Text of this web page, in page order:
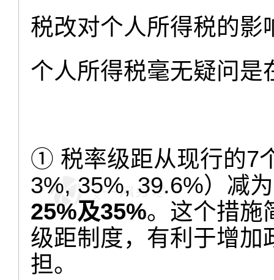
税改对个人所得税的影
个人所得税毫无疑问是
① 税率级距从现行的7
3%, 35%, 39.6%）减
25%及35%。这个措施
级距制度，有利于增加
担。